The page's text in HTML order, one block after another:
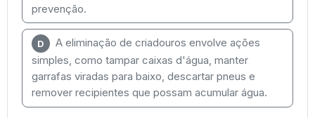
prevenção.
D
A eliminação de criadouros envolve ações
simples, como tampar caixas d'água, manter
garrafas viradas para baixo, descartar pneus e
remover recipientes que possam acumular água.